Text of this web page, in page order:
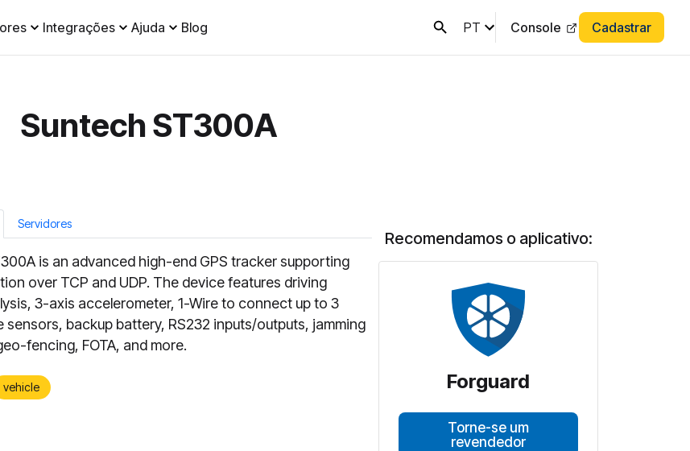
Integrações Ajuda Blog PT Console Cadastrar
Suntech ST300A
Servidores
is an advanced high-end GPS tracker supporting
over TCP and UDP. The device features driving
3-axis accelerometer, 1-Wire to connect up to 3
sensors, backup battery, RS232 inputs/outputs, jamming
fencing, FOTA, and more.
vehicle
Recomendamos o aplicativo:
Forguard
Torne-se um
revendedor